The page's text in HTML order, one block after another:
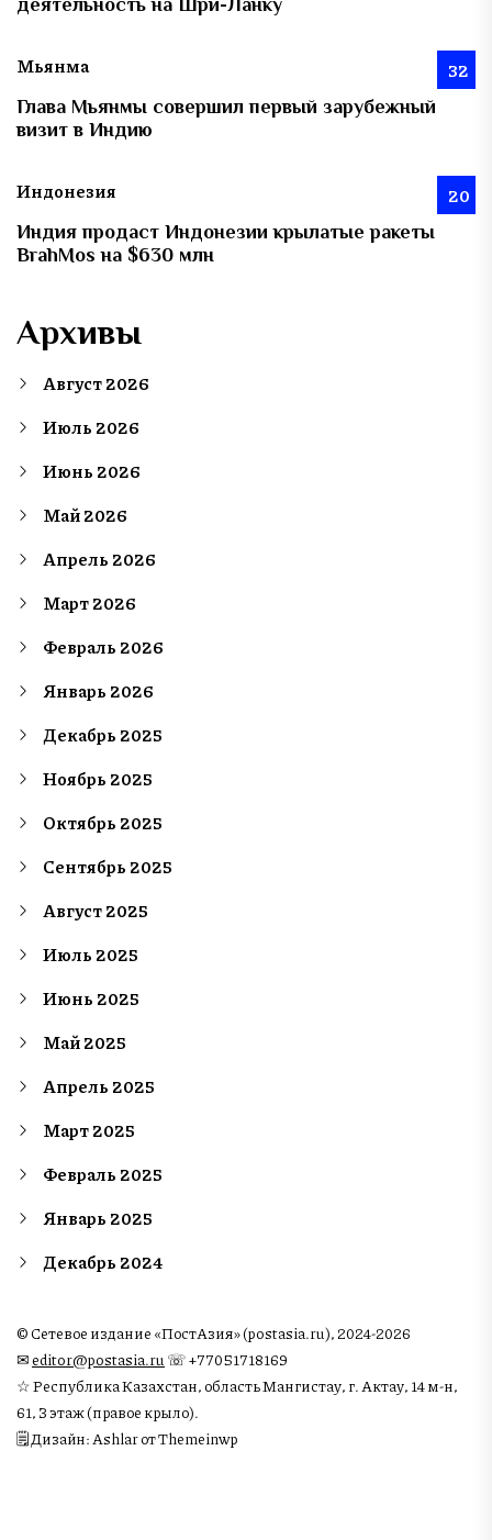
Мьянма 32
Глава Мьянмы совершил первый зарубежный
визит в Индию
Индонезия 20
Индия продаст Индонезии крылатые ракеты
BrahMos на $630 млн
Архивы
Август 2026
Июль 2026
Июнь 2026
Май 2026
Апрель 2026
Март 2026
Февраль 2026
Январь 2026
Декабрь 2025
Ноябрь 2025
Октябрь 2025
Сентябрь 2025
Август 2025
Июль 2025
Июнь 2025
Май 2025
Апрель 2025
Март 2025
Февраль 2025
Январь 2025
Декабрь 2024
© Сетевое издание «ПостАзия» (postasia.ru), 2024-2026
✉︎editor@postasia.ru ☏ +77051718169
☆ Республика Казахстан, область Мангистау, г. Актау, 14 м-н,
61, 3 этаж (правое крыло).
🗒 Дизайн: Ashlar от Themeinwp